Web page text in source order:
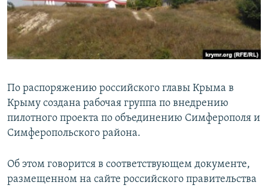
ПОБЕДИТЕЛЕЙ НЕ СУДЯТ?
КРЫМ.НЕПОКОРЕННЫЙ
ELIFBE
ПРИСОЕДИНЯЙТЕСЬ!
Все сайты RFE/RL
По распоряжению российского главы Крыма в
Крыму создана рабочая группа по внедрению
пилотного проекта по объединению Симферополя и
Симферопольского района.
Об этом говорится в соответствующем документе,
размещенном на сайте российского правительства